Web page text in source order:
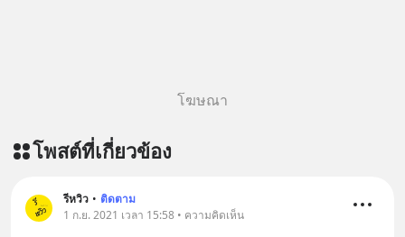
โฆษณา
โพสต์ที่เกี่ยวข้อง
รีหวิว • ติดตาม
1 ก.ย. 2021 เวลา 15:58 • ความคิดเห็น